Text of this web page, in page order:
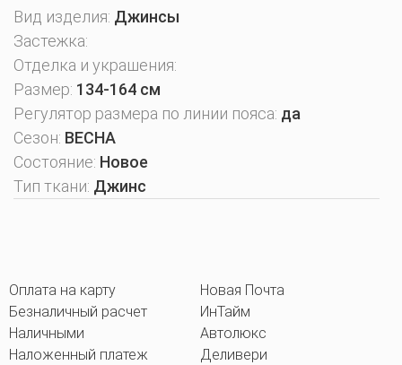
Вид изделия: Джинсы
Застежка:
Отделка и украшения:
Размер: 134-164 см
Регулятор размера по линии пояса: да
Сезон: ВЕСНА
Состояние: Новое
Тип ткани: Джинс
Оплата на карту
Безналичный расчет
Наличными
Наложенный платеж
Новая Почта
ИнТайм
Автолюкс
Деливери